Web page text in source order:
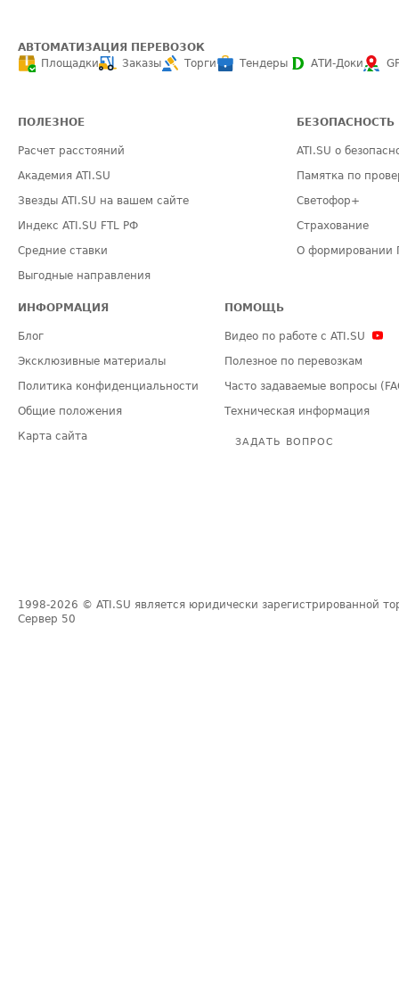
АВТОМАТИЗАЦИЯ ПЕРЕВОЗОК
Площадки
Заказы Торги Тендеры АТИ-Доки
ПОЛЕЗНОЕ
Расчет расстояний
Академия ATI.SU
Звезды ATI.SU на вашем сайте
Индекс ATI.SU FTL РФ
Средние ставки
Выгодные направления
БЕЗОПАСНОСТЬ
ATI.SU о
Памятка по
Светофор+
Страхование
О формировании
ИНФОРМАЦИЯ
Блог
Эксклюзивные материалы
Политика конфиденциальности
Общие положения
Карта сайта
ПОМОЩЬ
Видео по работе с ATI.SU
Полезное по перевозкам
Часто задаваемые вопросы
Техническая информация
ЗАДАТЬ ВОПРОС
1998-2026 © ATI.SU является юридически зарегистрированной
Сервер 50